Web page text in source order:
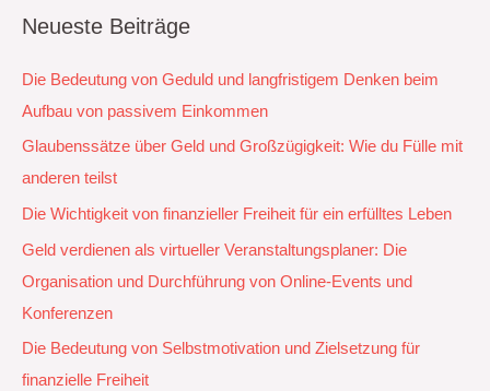
Neueste Beiträge
Die Bedeutung von Geduld und langfristigem Denken beim
Aufbau von passivem Einkommen
Glaubenssätze über Geld und Großzügigkeit: Wie du Fülle mit
anderen teilst
Die Wichtigkeit von finanzieller Freiheit für ein erfülltes Leben
Geld verdienen als virtueller Veranstaltungsplaner: Die
Organisation und Durchführung von Online-Events und
Konferenzen
Die Bedeutung von Selbstmotivation und Zielsetzung für
finanzielle Freiheit